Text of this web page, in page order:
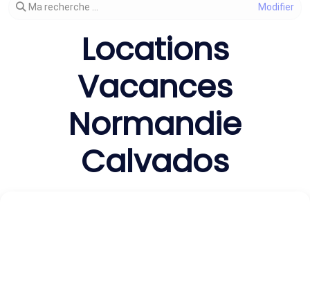
Modifier votre recherche
Ma recherche ...
Locations
Vacances
Normandie
Calvados